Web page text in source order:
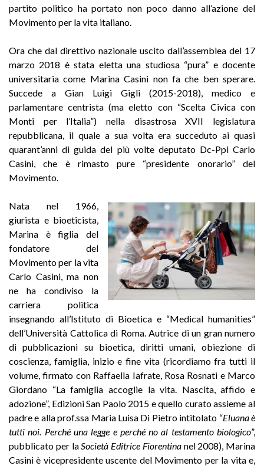
partito politico ha portato non poco danno all’azione del
Movimento per la vita italiano.
Ora che dal direttivo nazionale uscito dall’assemblea del 17
marzo 2018 è stata eletta una studiosa “pura” e docente
universitaria come Marina Casini non fa che ben sperare.
Succede a Gian Luigi Gigli (2015-2018), medico e
parlamentare centrista (ma eletto con “Scelta Civica con
Monti per l’Italia”) nella disastrosa XVII legislatura
repubblicana, il quale a sua volta era succeduto ai quasi
quarant’anni di guida del più volte deputato Dc-Ppi Carlo
Casini, che è rimasto pure “presidente onorario” del
Movimento.
Nata nel 1966,
giurista e bioeticista,
Marina è figlia del
fondatore del
Movimento per la vita
Carlo Casini, ma non
ne ha condiviso la
carriera politica
insegnando all’Istituto di Bioetica e “Medical humanities”
dell’Università Cattolica di Roma. Autrice di un gran numero
di pubblicazioni su bioetica, diritti umani, obiezione di
coscienza, famiglia, inizio e fine vita (ricordiamo fra tutti il
volume, firmato con Raffaella Iafrate, Rosa Rosnati e Marco
Giordano “La famiglia accoglie la vita. Nascita, affido e
adozione”, Edizioni San Paolo 2015 e quello curato assieme al
padre e alla prof.ssa Maria Luisa Di Pietro intitolato “Eluana è
tutti noi. Perché una legge e perché no al testamento biologico”,
pubblicato per la Società Editrice Fiorentinanel 2008), Marina
Casini è vicepresidente uscente del Movimento per la vita e,